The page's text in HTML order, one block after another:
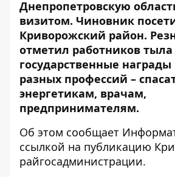
Днепропетровскую
визитом. Чиновник
Криворожский район.
отметил работников тыла
государственные
разных профессий –
энергетикам, врачам,
предпринимателям.
Об этом сообщает
ссылкой на публикацию
райгосадминистрации.